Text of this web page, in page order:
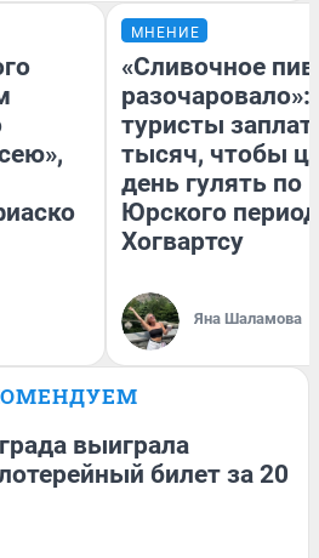
МНЕНИЕ
«Сливочное
разочаровало»:
туристы
тысяч, чтобы
день гулять по
Юрского
Хогвартсу
Яна Шаламова
выиграла
билет за 20